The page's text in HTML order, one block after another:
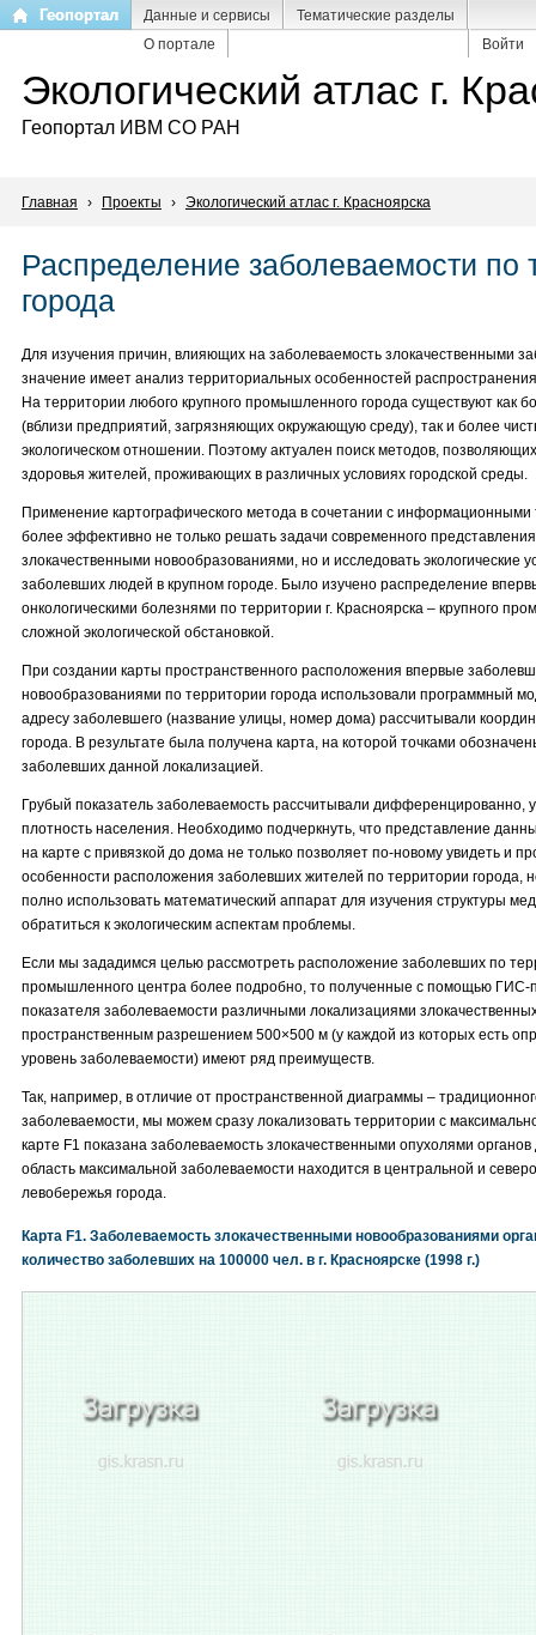
Перейти
содержанию
Геопортал Данные и сервисы
Тематические разделы
О портале
Войти
Экологический атлас г.
Геопортал ИВМ СО РАН
Главная › Проекты › Экологический атлас г. Красноярска
Распределение заболеваемости по
города
Для изучения причин, влияющих на заболеваемость злокачественными
значение имеет анализ территориальных особенностей
На территории любого крупного промышленного города существуют как
(вблизи предприятий, загрязняющих окружающую среду), так и более
экологическом отношении. Поэтому актуален поиск методов,
здоровья жителей, проживающих в различных условиях городской среды.
Применение картографического метода в сочетании с информационными
более эффективно не только решать задачи современного
злокачественными новообразованиями, но и исследовать экологические
заболевших людей в крупном городе. Было изучено распределение
онкологическими болезнями по территории г. Красноярска – крупного
сложной экологической обстановкой.
При создании карты пространственного расположения впервые
новообразованиями по территории города использовали программный
адресу заболевшего (название улицы, номер дома) рассчитывали
города. В результате была получена карта, на которой точками
заболевших данной локализацией.
Грубый показатель заболеваемость рассчитывали дифференцированно,
плотность населения. Необходимо подчеркнуть, что представление
на карте с привязкой до дома не только позволяет по-новому увидеть и
особенности расположения заболевших жителей по территории города,
полно использовать математический аппарат для изучения структуры
обратиться к экологическим аспектам проблемы.
Если мы зададимся целью рассмотреть расположение заболевших по
промышленного центра более подробно, то полученные с помощью ГИС-
показателя заболеваемости различными локализациями
пространственным разрешением 500×500 м (у каждой из которых есть
уровень заболеваемости) имеют ряд преимуществ.
Так, например, в отличие от пространственной диаграммы –
заболеваемости, мы можем сразу локализовать территории с
карте F1 показана заболеваемость злокачественными опухолями
область максимальной заболеваемости находится в центральной и
левобережья города.
Карта F1. Заболеваемость злокачественными новообразованиями
количество заболевших на 100000 чел. в г. Красноярске (1998 г.)